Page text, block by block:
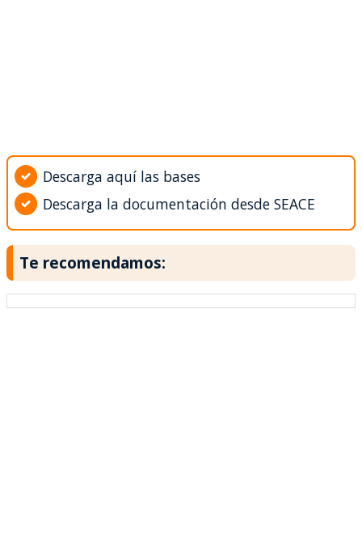
Descarga aquí las bases
Descarga la documentación desde SEACE
Te recomendamos: